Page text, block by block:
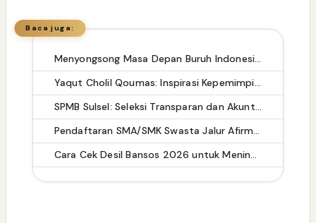
Baca juga:
Menyongsong Masa Depan Buruh Indonesia dengan Optimisme dan Inspirasi
Yaqut Cholil Qoumas: Inspirasi Kepemimpinan dan Ketaatan
SPMB Sulsel: Seleksi Transparan dan Akuntabel untuk Masa Depan Pendidikan
Pendaftaran SMA/SMK Swasta Jalur Afirmasi Dibuka, Peluang Emas Bagi Siswa Berprestasi
Cara Cek Desil Bansos 2026 untuk Meningkatkan Kualitas Hidup Masyarakat